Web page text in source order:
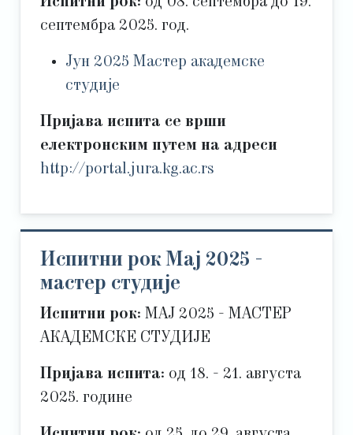
септембра 2025. год.
Јун 2025 Мастер академске
студије
Пријава испита се врши
електронским путем на адреси
http://portal.jura.kg.ac.rs
Испитни рок Мај 2025 -
мастер студије
Испитни рок: МАЈ 2025 - МАСТЕР
АКАДЕМСКЕ СТУДИЈЕ
Пријава испита: од 18. - 21. августа
2025. године